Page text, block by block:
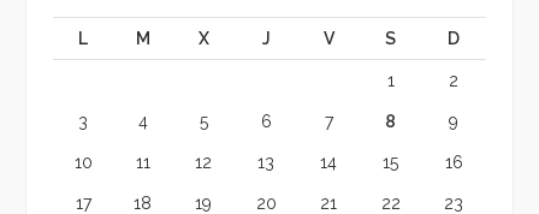
L M X J V S D
1 2
3 4 5 6 7 8 9
10 11 12 13 14 15 16
17 18 19 20 21 22 23